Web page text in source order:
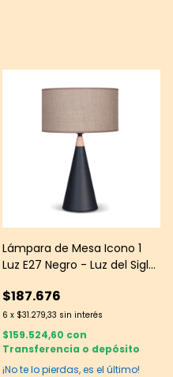
Lámpara de Mesa Icono 1
Luz E27 Negro - Luz del Siglo
de Cáñamo Oscuro
$187.676
6 x $31.279,33 sin interés
$159.524,60 con
Transferencia o depósito
¡No te lo pierdas, es el último!